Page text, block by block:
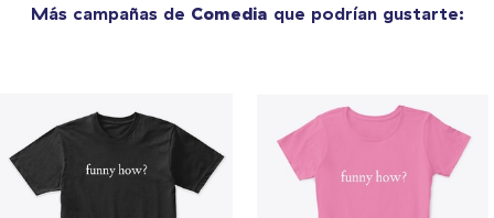
Más campañas de Comedia que podrían gustarte: